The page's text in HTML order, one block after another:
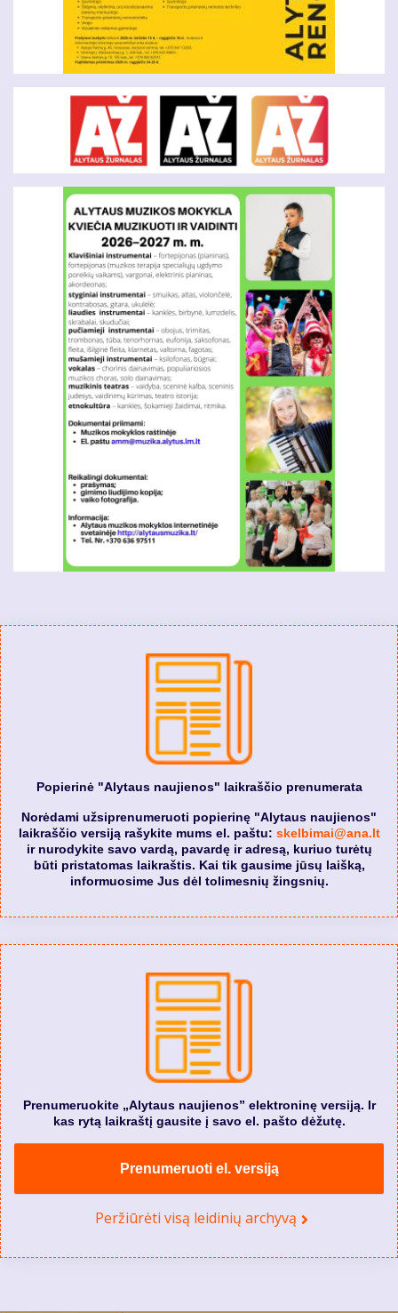
Popierinė "Alytaus naujienos" laikraščio prenumerata
Norėdami užsiprenumeruoti popierinę "Alytaus naujienos"
laikraščio versiją rašykite mums el. paštu: skelbimai@ana.lt
ir nurodykite savo vardą, pavardę ir adresą, kuriuo turėtų
būti pristatomas laikraštis. Kai tik gausime jūsų laišką,
informuosime Jus dėl tolimesnių žingsnių.
Prenumeruokite „Alytaus naujienos” elektroninę versiją. Ir
kas rytą laikraštį gausite į savo el. pašto dėžutę.
Prenumeruoti el. versiją
Peržiūrėti visą leidinių archyvą